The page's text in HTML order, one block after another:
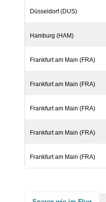
Düsseldorf (DUS)
Hamburg (HAM)
Frankfurt am Main (FRA)
Frankfurt am Main (FRA)
Frankfurt am Main (FRA)
Frankfurt am Main (FRA)
Frankfurt am Main (FRA)